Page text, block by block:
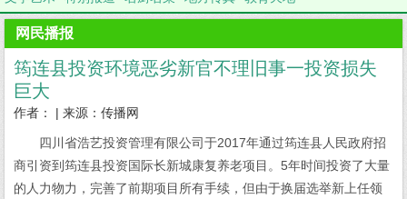
网民播报
筠连县投资环境恶劣新官不理旧事一投资损失
巨大
作者： | 来源：传播网
四川省浩艺投资管理有限公司于2017年通过筠连县人民政府招
商引资到筠连县投资国际长新城康复养老项目。5年时间投资了大量
的人力物力，完善了前期项目所有手续，但由于换届选举新上任领